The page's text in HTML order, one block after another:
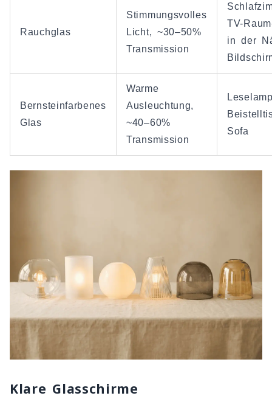
Rauchglas
Stimmungsvolles
Licht, ~30–50%
Transmission
TV-
in der
Bernsteinfarbenes
Glas
Warme
Ausleuchtung,
~40–60%
Transmission
Sofa
Klare Glasschirme